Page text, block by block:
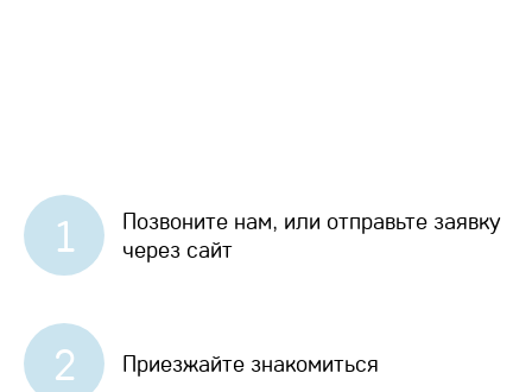
1
Позвоните нам, или отправьте заявку
через сайт
2 Приезжайте знакомиться